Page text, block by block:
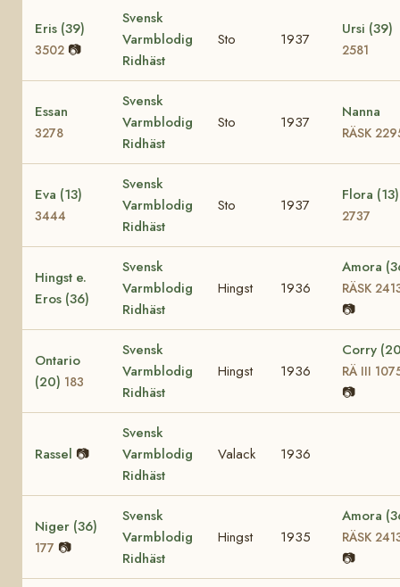
Eris (39)
3502 📷
Svensk
Varmblodig
Ridhäst
Sto 1937
Ursi (39)
2581
Essan
3278
Svensk
Varmblodig
Ridhäst
Sto 1937
Nanna
RÄSK
Eva (13)
3444
Svensk
Varmblodig
Ridhäst
Sto 1937
Flora (13)
2737
Hingst e.
Eros (36)
Svensk
Varmblodig
Ridhäst
Hingst 1936
Amora
RÄSK
📷
Ontario
(20) 183
Svensk
Varmblodig
Ridhäst
Hingst 1936
Corry
RÄ III
📷
Rassel 📷
Svensk
Varmblodig
Ridhäst
Valack 1936
Niger (36)
177 📷
Svensk
Varmblodig
Ridhäst
Hingst 1935
Amora
RÄSK
📷